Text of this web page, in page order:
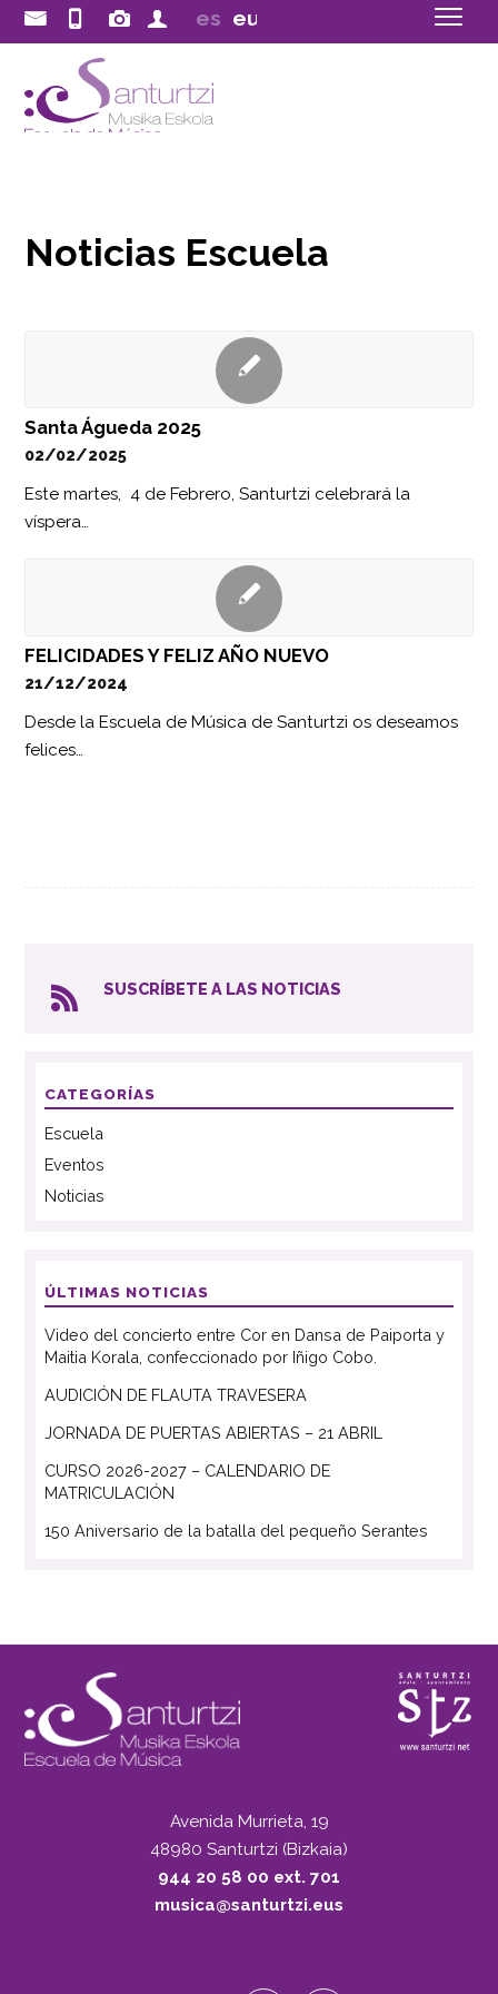
musica@santurtzi.eus
944
20
58
00
ext.
Galería Áreaes eu
Noticias Escuela
Santa Águeda 2025
02/02/2025
Este martes, 4 de Febrero, Santurtzi celebrará la
víspera…
FELICIDADES Y FELIZ AÑO NUEVO
21/12/2024
Desde la Escuela de Música de Santurtzi os deseamos
felices…
SUSCRÍBETE A LAS NOTICIAS
CATEGORÍAS
Escuela
Eventos
Noticias
ÚLTIMAS NOTICIAS
Video del concierto entre Cor en Dansa de Paiporta y
Maitia Korala, confeccionado por Iñigo Cobo.
AUDICIÓN DE FLAUTA TRAVESERA
JORNADA DE PUERTAS ABIERTAS – 21 ABRIL
CURSO 2026-2027 – CALENDARIO DE
MATRICULACIÓN
150 Aniversario de la batalla del pequeño Serantes
Avenida Murrieta, 19
48980 Santurtzi (Bizkaia)
944 20 58 00 ext. 701
musica@santurtzi.eus